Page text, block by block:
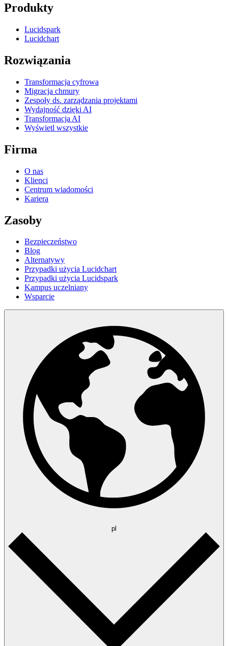
Produkty
Lucidspark
Lucidchart
Rozwiązania
Transformacja cyfrowa
Migracja chmury
Zespoły ds. zarządzania projektami
Wydajność dzięki AI
Transformacja AI
Wyświetl wszystkie
Firma
O nas
Klienci
Centrum wiadomości
Kariera
Zasoby
Bezpieczeństwo
Blog
Alternatywy
Przypadki użycia Lucidchart
Przypadki użycia Lucidspark
Kampus uczelniany
Wsparcie
pl